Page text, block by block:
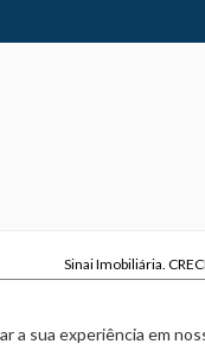
sua experiência em
Sinai Imobiliária.
Feito com
pelo time da